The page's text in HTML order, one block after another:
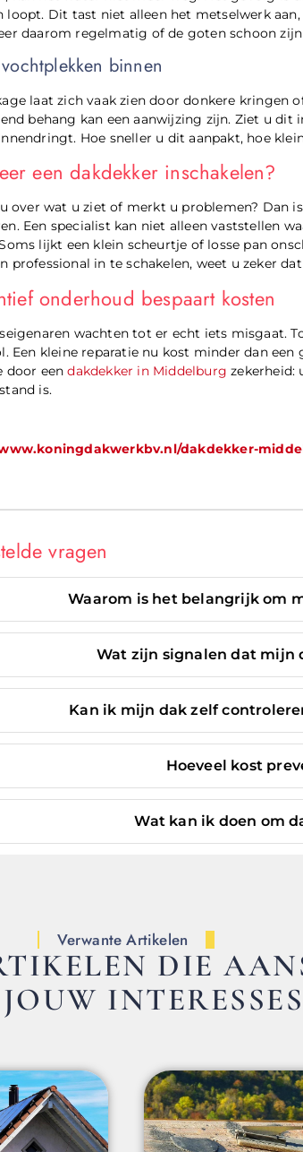
loopt. Dit tast niet alleen het metselwerk
daarom regelmatig of de goten schoon
binnen
laat zich vaak zien door donkere kringen
behang kan een aanwijzing zijn. Ziet u
Hoe sneller u dit aanpakt, hoe
een dakdekker inschakelen?
over wat u ziet of merkt u problemen? Dan
Een specialist kan niet alleen vaststellen
lijkt een klein scheurtje of losse pan
professional in te schakelen, weet u zeker
onderhoud bespaart kosten
wachten tot er echt iets misgaat.
Een kleine reparatie nu kost minder dan
door eendakdekker in Middelburg zekerheid:
is.
dakdekker-
vragen
Waarom is het belangrijk om
Wat zijn signalen dat mijn
Kan ik mijn dak zelf
Hoeveel kost
Wat kan ik doen om
Verwante Artikelen
DIE
INTERESSES